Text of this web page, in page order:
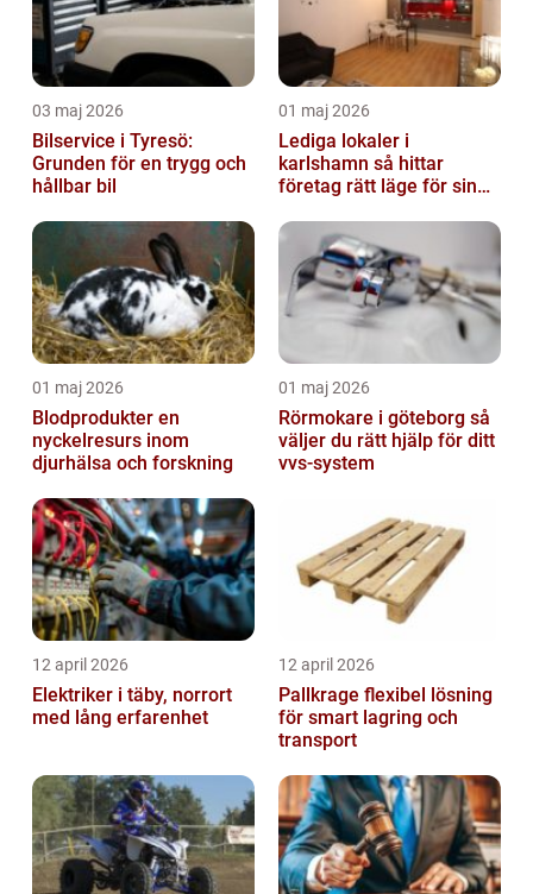
03 maj 2026
Bilservice i Tyresö:
Grunden för en trygg och
hållbar bil
01 maj 2026
Lediga lokaler i
karlshamn så hittar
företag rätt läge för sin
01 maj 2026
Blodprodukter en
nyckelresurs inom
djurhälsa och forskning
01 maj 2026
Rörmokare i göteborg så
väljer du rätt hjälp för ditt
vvs-system
12 april 2026
Elektriker i täby, norrort
med lång erfarenhet
12 april 2026
Pallkrage flexibel lösning
för smart lagring och
transport